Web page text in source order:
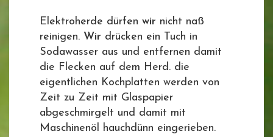
Elektroherde dürfen wir nicht naß
reinigen. Wir drücken ein Tuch in
Sodawasser aus und entfernen damit
die Flecken auf dem Herd. die
eigentlichen Kochplatten werden von
Zeit zu Zeit mit Glaspapier
abgeschmirgelt und damit mit
Maschinenöl hauchdünn eingerieben.